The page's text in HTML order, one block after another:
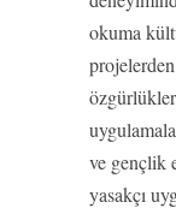
okuma
ve gençlik
yasakçı